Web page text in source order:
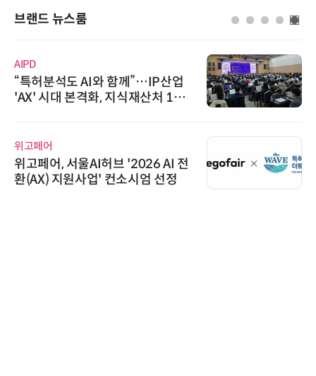
브랜드 뉴스룸
AIPD
“특허분석도 AI와 함께”…IP산업
'AX' 시대 본격화, 지식재산처 1호
위고페어
위고페어, 서울AI허브 '2026 AI 전
환(AX) 지원사업' 컨소시엄 선정